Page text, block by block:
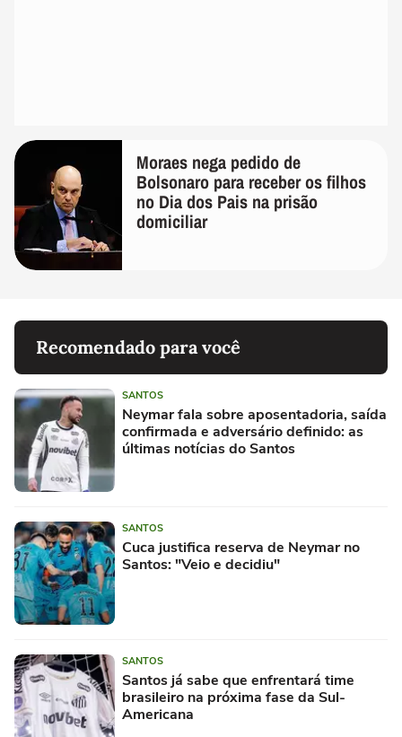
Moraes nega pedido de
Bolsonaro para receber os filhos
no Dia dos Pais na prisão
domiciliar
Recomendado para você
SANTOS
Neymar fala sobre aposentadoria, saída
confirmada e adversário definido: as
últimas notícias do Santos
SANTOS
Cuca justifica reserva de Neymar no
Santos: "Veio e decidiu"
SANTOS
Santos já sabe que enfrentará time
brasileiro na próxima fase da Sul-
Americana